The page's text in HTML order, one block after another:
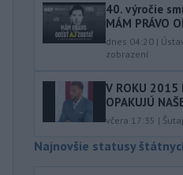
40.⁠ ⁠výročie
MÁM PRÁVO
dnes 04:20 |
zobrazení
V ROKU 2015
OPAKUJÚ
včera 17:35 |
Najnovšie statusy